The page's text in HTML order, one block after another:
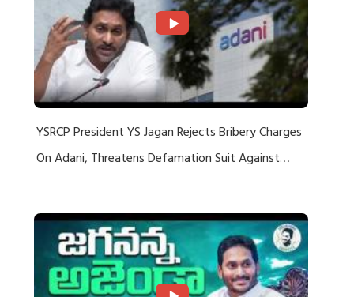
YSRCP President YS Jagan Rejects Bribery Charges
On Adani, Threatens Defamation Suit Against